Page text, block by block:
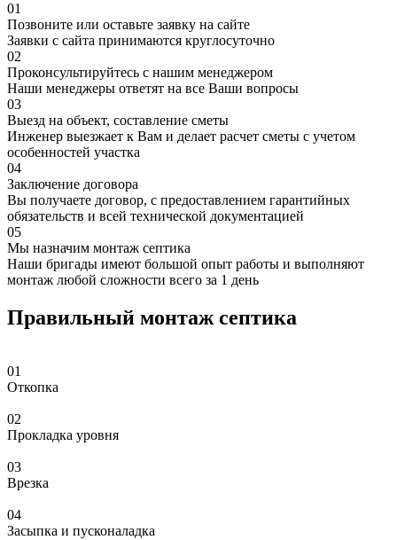
01
Позвоните или оставьте заявку на сайте
Заявки с сайта принимаются круглосуточно
02
Проконсультируйтесь с нашим менеджером
Наши менеджеры ответят на все Ваши вопросы
03
Выезд на объект, составление сметы
Инженер выезжает к Вам и делает расчет сметы с учетом
особенностей участка
04
Заключение договора
Вы получаете договор, с предоставлением гарантийных
обязательств и всей технической документацией
05
Мы назначим монтаж септика
Наши бригады имеют большой опыт работы и выполняют
монтаж любой сложности всего за 1 день
Правильный монтаж септика
01
Откопка
02
Прокладка уровня
03
Врезка
04
Засыпка и пусконаладка